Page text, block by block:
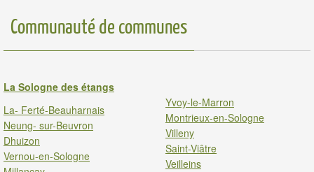
Communauté de communes
La Sologne des étangs
La- Ferté-Beauharnais
Neung- sur-Beuvron
Dhuizon
Vernou-en-Sologne
Yvoy-le-Marron
Montrieux-en-Sologne
Villeny
Saint-Viâtre
Veilleins